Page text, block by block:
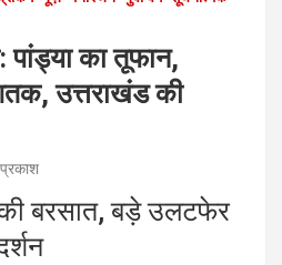
पांड्या का तूफान,
उत्तराखंड की
बरसात, बड़े उलटफेर